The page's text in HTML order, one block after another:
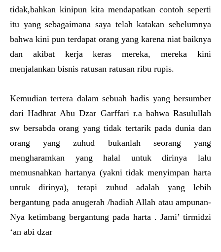
tidak,bahkan kinipun kita mendapatkan contoh seperti
itu yang sebagaimana saya telah katakan sebelumnya
bahwa kini pun terdapat orang yang karena niat baiknya
dan akibat kerja keras mereka, mereka kini
menjalankan bisnis ratusan ratusan ribu rupis.
Kemudian tertera dalam sebuah hadis yang bersumber
dari Hadhrat Abu Dzar Garffari r.a bahwa Rasulullah
sw bersabda orang yang tidak tertarik pada dunia dan
orang yang zuhud bukanlah seorang yang
mengharamkan yang halal untuk dirinya lalu
memusnahkan hartanya (yakni tidak menyimpan harta
untuk dirinya), tetapi zuhud adalah yang lebih
bergantung pada anugerah /hadiah Allah atau ampunan-
Nya ketimbang bergantung pada harta . Jami’ tirmidzi
‘an abi dzar